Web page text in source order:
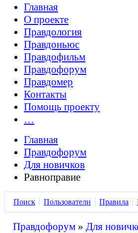
Главная
О проекте
Правдология
Правдоньюс
Правдофильм
Правдофорум
Правдомер
Контакты
Помощь проекту
…
Главная
Правдофорум
Для новичков
Равноправие
Поиск Пользователи Правила
Правдофорум » Для